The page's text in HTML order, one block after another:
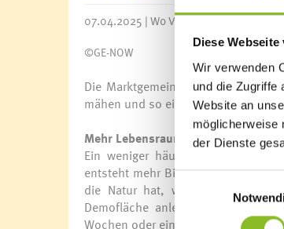
Diese
Wir verwenden
und die Zugriffe
Website an
möglicherweise
der Dienste
Einwilligungsauswahl
07.04.2025 | Wo Vielfalt zuhause ist,
©GE-NOW
Die Marktgemeinde Frastanz ruft
mähen und so einen wertvollen
Mehr Lebensraum für Insekten- und
Ein weniger häufig gemähter
entsteht mehr Biodiversität direkt
die Natur hat, wird die
Demofläche anlegen. Hier wird
Wochen oder einen ganzen Monat